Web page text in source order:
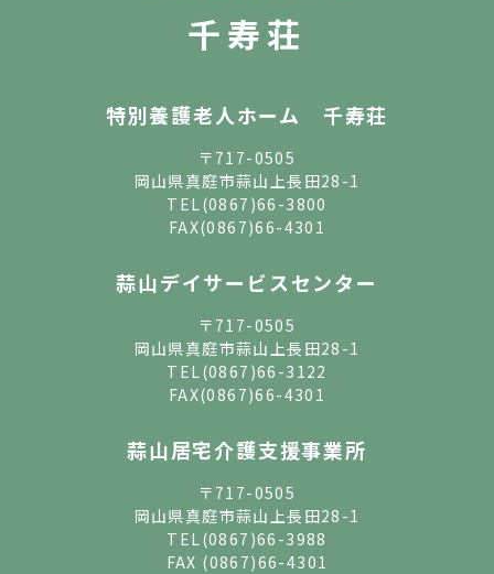
千寿荘
特別養護老人ホーム 千寿荘
〒717-0505
岡山県真庭市蒜山上長田28-1
TEL (0867)66-3800
FAX(0867)66-4301
蒜山デイサービスセンター
〒717-0505
岡山県真庭市蒜山上長田28-1
TEL (0867)66-3122
FAX(0867)66-4301
蒜山居宅介護支援事業所
〒717-0505
岡山県真庭市蒜山上長田28-1
TEL (0867)66-3988
FAX (0867)66-4301